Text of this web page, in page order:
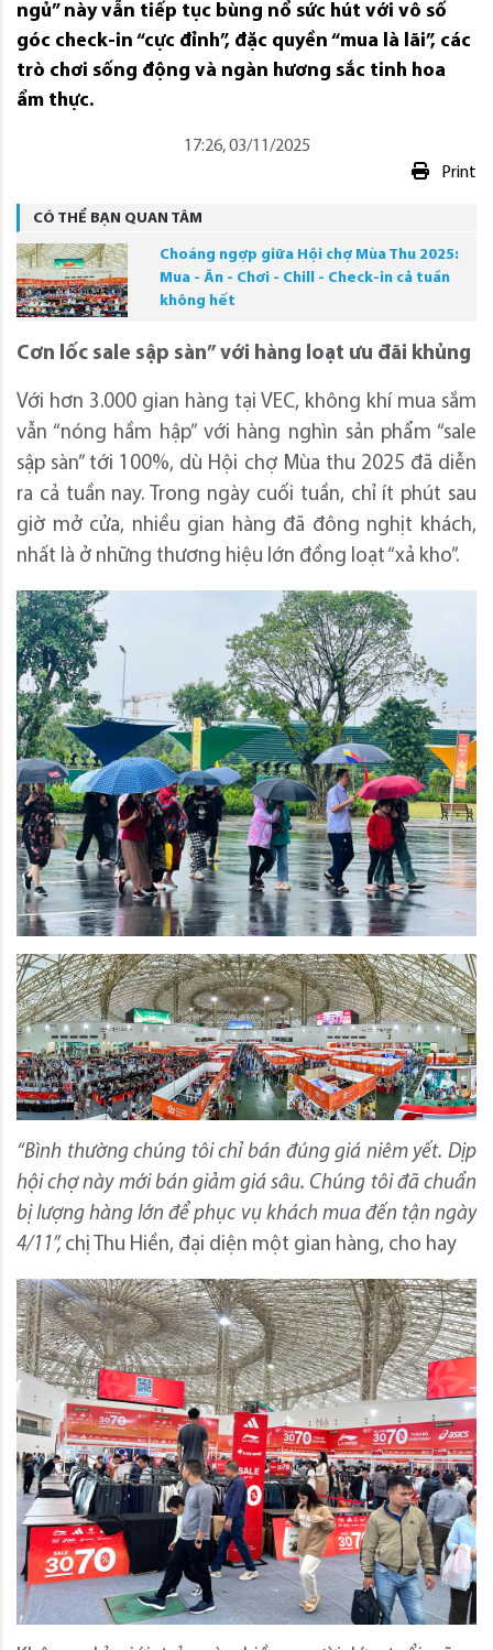
ngủ” này vẫn tiếp tục bùng nổ sức hút với vô số
góc check-in “cực đỉnh”, đặc quyền “mua là lãi”, các
trò chơi sống động và ngàn hương sắc tinh hoa
ẩm thực.
17:26, 03/11/2025
Print
CÓ THỂ BẠN QUAN TÂM
Choáng ngợp giữa Hội chợ Mùa Thu 2025:
Mua - Ăn - Chơi - Chill - Check-in cả tuần
không hết
Cơn lốc sale sập sàn” với hàng loạt ưu đãi khủng
Với hơn 3.000 gian hàng tại VEC, không khí mua sắm
vẫn “nóng hầm hập” với hàng nghìn sản phẩm “sale
sập sàn” tới 100%, dù Hội chợ Mùa thu 2025 đã diễn
ra cả tuần nay. Trong ngày cuối tuần, chỉ ít phút sau
giờ mở cửa, nhiều gian hàng đã đông nghịt khách,
nhất là ở những thương hiệu lớn đồng loạt “xả kho”.
“Bình thường chúng tôi chỉ bán đúng giá niêm yết. Dịp
hội chợ này mới bán giảm giá sâu. Chúng tôi đã chuẩn
bị lượng hàng lớn để phục vụ khách mua đến tận ngày
4/11”, chị Thu Hiền, đại diện một gian hàng, cho hay